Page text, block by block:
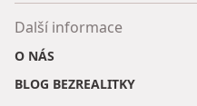
Další informace
O NÁS
BLOG BEZREALITKY